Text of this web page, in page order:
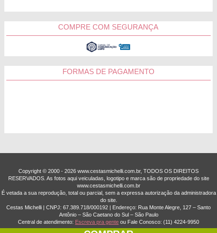
COMPRE COM SEGURANÇA
FORMAS DE PAGAMENTO
Copyright © 2000 - ­2026 www.cestasmichelli.com.br, TODOS OS DIREITOS
RESERVADOS. As fotos aqui veiculadas, logotipo e marca são de propriedade do site
www.cestasmichelli.com.br
É vetada a sua reprodução, total ou parcial, sem a expressa autorização da administradora
do site.
Cestas Michelli | CNPJ: 67.389.718/0001­92 | Endereço: Rua Monte Alegre, 127 – Santo
Antônio – São Caetano do Sul – São Paulo
Central de atendimento: Escreva pra gente ou Fale Conosco: (11) 4224-9950